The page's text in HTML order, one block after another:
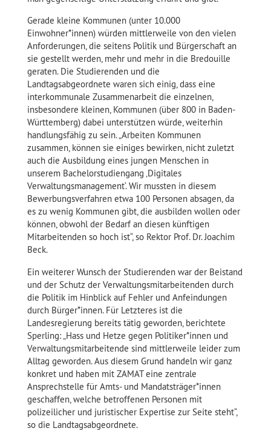
Gerade kleine Kommunen (unter 10.000
Einwohner*innen) würden mittlerweile von den vielen
Anforderungen, die seitens Politik und Bürgerschaft an
sie gestellt werden, mehr und mehr in die Bredouille
geraten. Die Studierenden und die
Landtagsabgeordnete waren sich einig, dass eine
interkommunale Zusammenarbeit die einzelnen,
insbesondere kleinen, Kommunen (über 800 in Baden-
Württemberg) dabei unterstützen würde, weiterhin
handlungsfähig zu sein. „Arbeiten Kommunen
zusammen, können sie einiges bewirken, nicht zuletzt
auch die Ausbildung eines jungen Menschen in
unserem Bachelorstudiengang ‚Digitales
Verwaltungsmanagement‘. Wir mussten in diesem
Bewerbungsverfahren etwa 100 Personen absagen, da
es zu wenig Kommunen gibt, die ausbilden wollen oder
können, obwohl der Bedarf an diesen künftigen
Mitarbeitenden so hoch ist“, so Rektor Prof. Dr. Joachim
Beck.
Ein weiterer Wunsch der Studierenden war der Beistand
und der Schutz der Verwaltungsmitarbeitenden durch
die Politik im Hinblick auf Fehler und Anfeindungen
durch Bürger*innen. Für Letzteres ist die
Landesregierung bereits tätig geworden, berichtete
Sperling: „Hass und Hetze gegen Politiker*innen und
Verwaltungsmitarbeitende sind mittlerweile leider zum
Alltag geworden. Aus diesem Grund handeln wir ganz
konkret und haben mit ZAMAT eine zentrale
Ansprechstelle für Amts- und Mandatsträger*innen
geschaffen, welche betroffenen Personen mit
polizeilicher und juristischer Expertise zur Seite steht“,
so die Landtagsabgeordnete.